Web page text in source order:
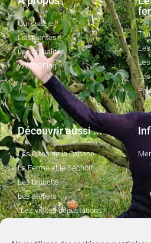
Qui suis-je ?
Les plantes
Les actualités
WWOOFing
Découvrir aussi ...
Les Gîtes de la Cabane
La Ferme et le Séchoir
Les brunchs
Les ateliers
Les visites dégustations